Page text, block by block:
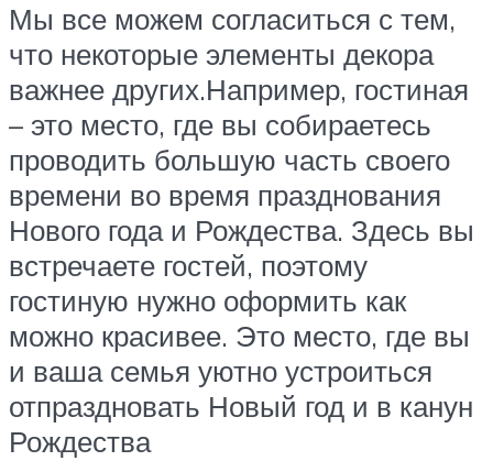
Мы все можем согласиться с тем,
что некоторые элементы декора
важнее других.Например, гостиная
– это место, где вы собираетесь
проводить большую часть своего
времени во время празднования
Нового года и Рождества. Здесь вы
встречаете гостей, поэтому
гостиную нужно оформить как
можно красивее. Это место, где вы
и ваша семья уютно устроиться
отпраздновать Новый год и в канун
Рождества